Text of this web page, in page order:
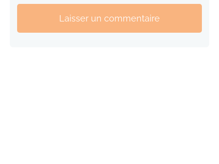
Laisser un commentaire